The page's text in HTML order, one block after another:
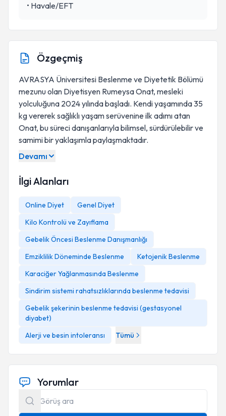
• Havale/EFT
Özgeçmiş
AVRASYA Üniversitesi Beslenme ve Diyetetik Bölümü
mezunu olan Diyetisyen Rumeysa Onat, mesleki
yolculuğuna 2024 yılında başladı. Kendi yaşamında 35
kg vererek sağlıklı yaşam serüvenine ilk adımı atan
Onat, bu süreci danışanlarıyla bilimsel, sürdürülebilir ve
samimi bir yaklaşımla paylaşmaktadır.
Devamı
İlgi Alanları
Online Diyet
Genel Diyet
Kilo Kontrolü ve Zayıflama
Gebelik Öncesi Beslenme Danışmanlığı
Emziklilik Döneminde Beslenme
Ketojenik Beslenme
Karaciğer Yağlanmasında Beslenme
Sindirim sistemi rahatsızlıklarında beslenme tedavisi
Gebelik şekerinin beslenme tedavisi (gestasyonel
diyabet)
Alerji ve besin intoleransı
Tümü
Yorumlar